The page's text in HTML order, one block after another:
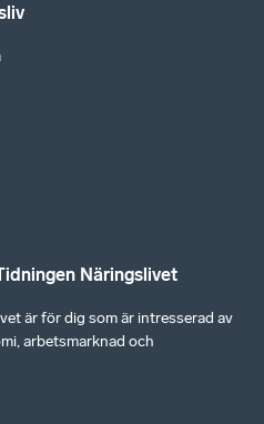
Näringslivet
är för dig som är intresserad av
arbetsmarknad och